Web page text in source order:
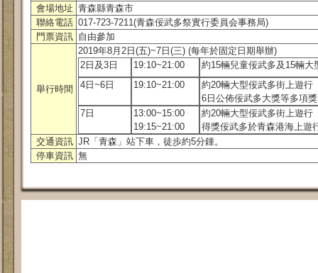
會場地址 青森縣青森市
聯絡電話 017-723-7211(青森佞武多祭實行委員会事務局)
門票資訊 自由參加
舉行時間
2019年8月2日(五)~7日(三) (每年於固定日期舉辦)
2日及3日
19:10~21:00
約15輛兒童佞武多及15輛大
4日~6日
19:10~21:00
約20輛大型佞武多街上遊行
6日公佈佞武多大獎等多項
7日
13:00~15:00
19:15~21:00
約20輛大型佞武多街上遊行
得獎佞武多於青森港海上遊
交通資訊 JR「青森」站下車，徒歩約5分鍾。
停車資訊 無